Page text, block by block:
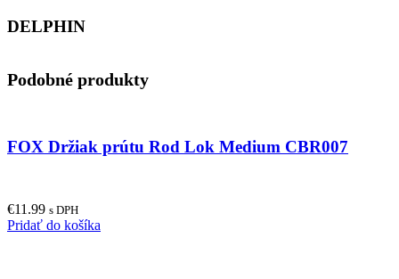
DELPHIN
Podobné produkty
FOX Držiak prútu Rod Lok Medium CBR007
€11.99 s DPH
Pridať do košíka